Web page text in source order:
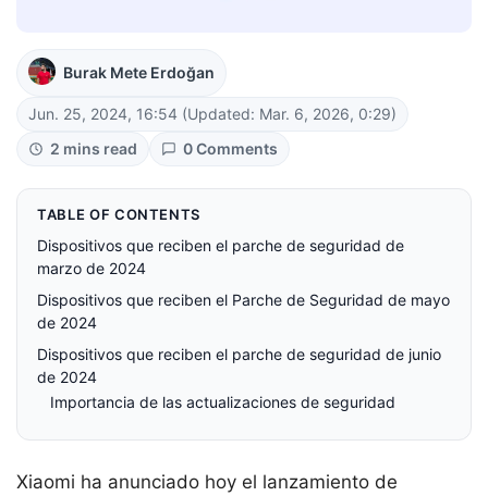
Burak Mete Erdoğan
Jun. 25, 2024, 16:54 (Updated: Mar. 6, 2026, 0:29)
2 mins read
0 Comments
TABLE OF CONTENTS
Dispositivos que reciben el parche de seguridad de
marzo de 2024
Dispositivos que reciben el Parche de Seguridad de mayo
de 2024
Dispositivos que reciben el parche de seguridad de junio
de 2024
Importancia de las actualizaciones de seguridad
Xiaomi ha anunciado hoy el lanzamiento de